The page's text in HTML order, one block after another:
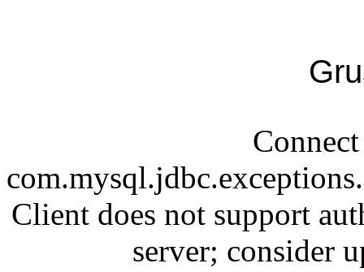
Client does not support
server; consider